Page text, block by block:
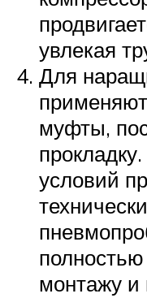
увлекая
Для
муфты,
условий
полностью
монтажу и